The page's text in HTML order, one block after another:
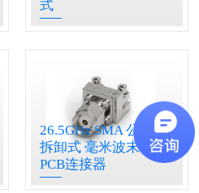
式
26.5GHz SMA 公头 可
拆卸式 毫米波末端装接
PCB连接器